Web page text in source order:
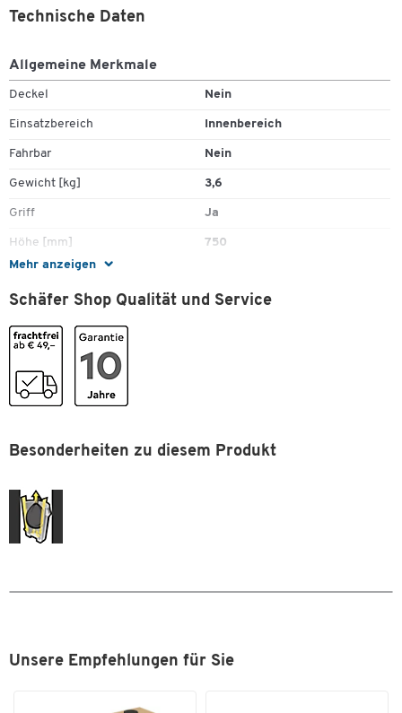
Mehr anzeigen
Technische Daten
Allgemeine Merkmale
Deckel Nein
Einsatzbereich Innenbereich
Fahrbar Nein
Gewicht [kg] 3,6
Griff Ja
Höhe [mm] 750
Inhalt [l]
Inneneimer Nein
Länge [mm]
Selbstlöschend
Farben
Farbe
Maße
Schäfer Shop Qualität und Service
Besonderheiten zu diesem Produkt
Unsere Empfehlungen für Sie